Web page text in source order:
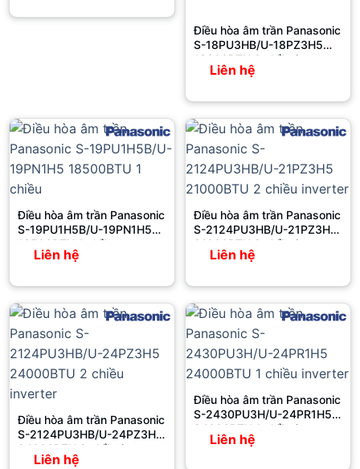
Điều hòa âm trần Panasonic
S-18PU3HB/U-18PZ3H5
18000BTU 2 chiều inverter
Liên hệ
Điều hòa âm trần Panasonic
S-19PU1H5B/U-19PN1H5
18500BTU 1 chiều
Liên hệ
Điều hòa âm trần Panasonic
S-2124PU3HB/U-21PZ3H5
21000BTU 2 chiều inverter
Liên hệ
Điều hòa âm trần Panasonic
S-2124PU3HB/U-24PZ3H5
24000BTU 2 chiều inverter
Liên hệ
Điều hòa âm trần Panasonic
S-2430PU3H/U-24PR1H5
24000BTU 1 chiều inverter
Liên hệ